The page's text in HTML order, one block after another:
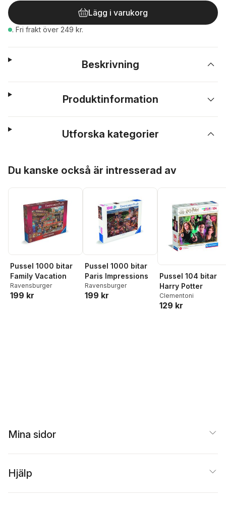
Lägg i varukorg
. Fri frakt över 249 kr.
Beskrivning
Produktinformation
Utforska kategorier
Du kanske också är intresserad av
Pussel 1000 bitar
Family Vacation
Ravensburger
199 kr
Pussel 1000 bitar
Paris Impressions
Ravensburger
199 kr
Pussel 104 bitar
Harry Potter
Clementoni
129 kr
Mina sidor
Hjälp